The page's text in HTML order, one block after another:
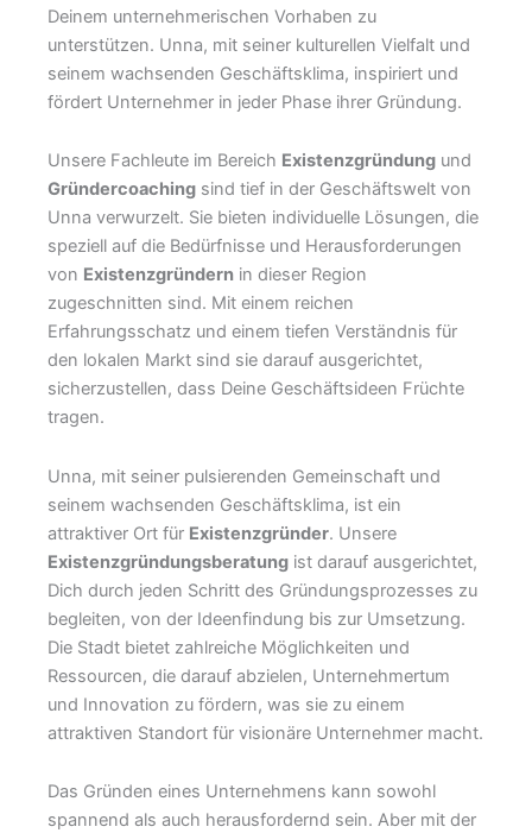
Deinem unternehmerischen Vorhaben zu
unterstützen. Unna, mit seiner kulturellen Vielfalt und
seinem wachsenden Geschäftsklima, inspiriert und
fördert Unternehmer in jeder Phase ihrer Gründung.
Unsere Fachleute im Bereich Existenzgründung und
Gründercoaching sind tief in der Geschäftswelt von
Unna verwurzelt. Sie bieten individuelle Lösungen, die
speziell auf die Bedürfnisse und Herausforderungen
von Existenzgründern in dieser Region
zugeschnitten sind. Mit einem reichen
Erfahrungsschatz und einem tiefen Verständnis für
den lokalen Markt sind sie darauf ausgerichtet,
sicherzustellen, dass Deine Geschäftsideen Früchte
tragen.
Unna, mit seiner pulsierenden Gemeinschaft und
seinem wachsenden Geschäftsklima, ist ein
attraktiver Ort für Existenzgründer. Unsere
Existenzgründungsberatung ist darauf ausgerichtet,
Dich durch jeden Schritt des Gründungsprozesses zu
begleiten, von der Ideenfindung bis zur Umsetzung.
Die Stadt bietet zahlreiche Möglichkeiten und
Ressourcen, die darauf abzielen, Unternehmertum
und Innovation zu fördern, was sie zu einem
attraktiven Standort für visionäre Unternehmer macht.
Das Gründen eines Unternehmens kann sowohl
spannend als auch herausfordernd sein. Aber mit der